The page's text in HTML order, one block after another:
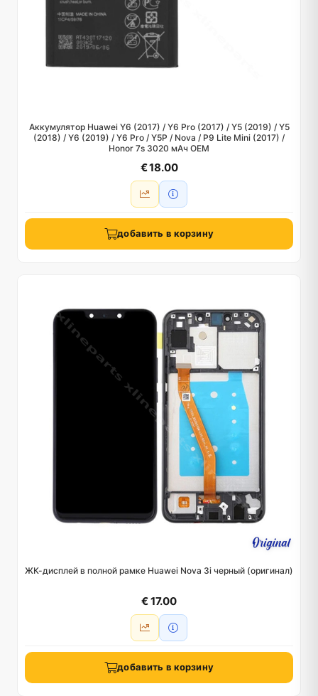
Аккумулятор Huawei Y6 (2017) / Y6 Pro (2017) / Y5 (2019) / Y5
(2018) / Y6 (2019) / Y6 Pro / Y5P / Nova / P9 Lite Mini (2017) /
Honor 7s 3020 мАч OEM
€ 18.00
добавить в корзину
ЖК-дисплей в полной рамке Huawei Nova 3i черный (оригинал)
€ 17.00
добавить в корзину